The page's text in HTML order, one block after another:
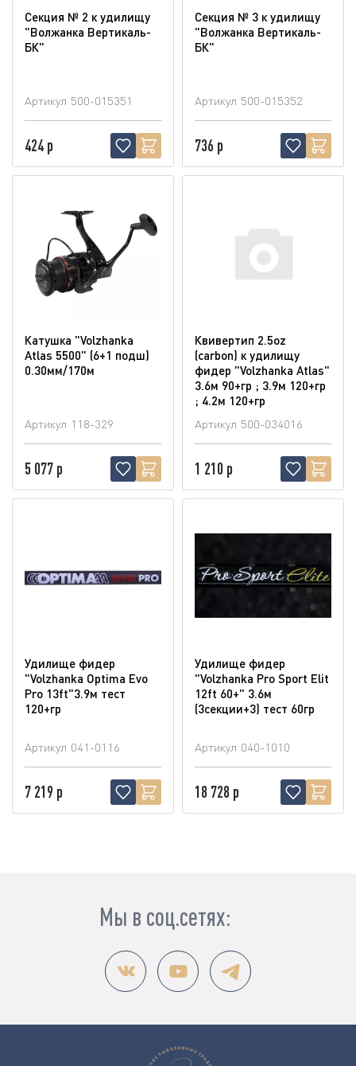
Секция № 2 к удилищу
"Волжанка Вертикаль-
БК"
Артикул 500-015351
424 р
Секция № 3 к удилищу
"Волжанка Вертикаль-
БК"
Артикул 500-015352
736 р
Катушка "Volzhanka
Atlas 5500" (6+1 подш)
0.30мм/170м
Артикул 118-329
5 077 р
Квивертип 2.5oz
(carbon) к удилищу
фидер "Volzhanka Atlas"
3.6м 90+гр ; 3.9м 120+гр
; 4.2м 120+гр
Артикул 500-034016
1 210 р
Удилище фидер
"Volzhanka Optima Evo
Pro 13ft"3.9м тест
120+гр
Артикул 041-0116
7 219 р
Удилище фидер
"Volzhanka Pro Sport Elit
12ft 60+" 3.6м
(3секции+3) тест 60гр
Артикул 040-1010
18 728 р
Мы в соц.сетях: